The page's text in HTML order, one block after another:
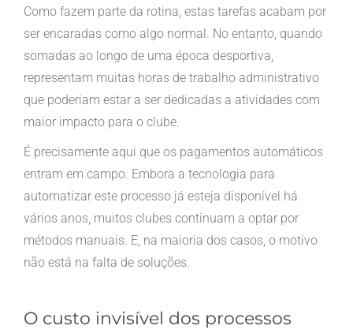
Como fazem parte da rotina, estas tarefas acabam por
ser encaradas como algo normal. No entanto, quando
somadas ao longo de uma época desportiva,
representam muitas horas de trabalho administrativo
que poderiam estar a ser dedicadas a atividades com
maior impacto para o clube.
É precisamente aqui que os pagamentos automáticos
entram em campo. Embora a tecnologia para
automatizar este processo já esteja disponível há
vários anos, muitos clubes continuam a optar por
métodos manuais. E, na maioria dos casos, o motivo
não está na falta de soluções.
O custo invisível dos processos